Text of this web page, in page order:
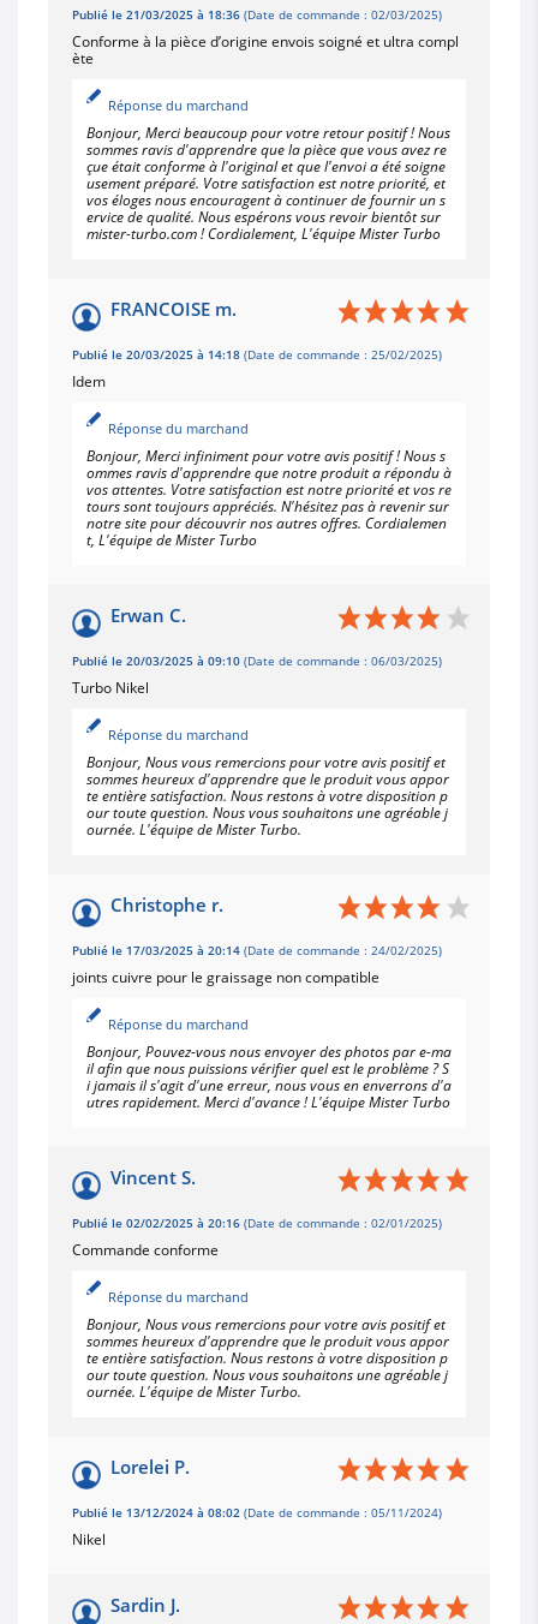
Publié le 21/03/2025 à 18:36 (Date de commande : 02/03/2025)
Conforme à la pièce d’origine envois soigné et ultra compl
ète
Réponse du marchand
Bonjour, Merci beaucoup pour votre retour positif ! Nous
sommes ravis d'apprendre que la pièce que vous avez re
çue était conforme à l'original et que l'envoi a été soigne
usement préparé. Votre satisfaction est notre priorité, et
vos éloges nous encouragent à continuer de fournir un s
ervice de qualité. Nous espérons vous revoir bientôt sur
mister-turbo.com ! Cordialement, L'équipe Mister Turbo
FRANCOISE m.
Publié le 20/03/2025 à 14:18 (Date de commande : 25/02/2025)
Idem
Réponse du marchand
Bonjour, Merci infiniment pour votre avis positif ! Nous s
ommes ravis d'apprendre que notre produit a répondu à
vos attentes. Votre satisfaction est notre priorité et vos re
tours sont toujours appréciés. N'hésitez pas à revenir sur
notre site pour découvrir nos autres offres. Cordialemen
t, L'équipe de Mister Turbo
Erwan C.
Publié le 20/03/2025 à 09:10 (Date de commande : 06/03/2025)
Turbo Nikel
Réponse du marchand
Bonjour, Nous vous remercions pour votre avis positif et
sommes heureux d'apprendre que le produit vous appor
te entière satisfaction. Nous restons à votre disposition p
our toute question. Nous vous souhaitons une agréable j
ournée. L'équipe de Mister Turbo.
Christophe r.
Publié le 17/03/2025 à 20:14 (Date de commande : 24/02/2025)
joints cuivre pour le graissage non compatible
Réponse du marchand
Bonjour, Pouvez-vous nous envoyer des photos par e-ma
il afin que nous puissions vérifier quel est le problème ? S
i jamais il s'agit d'une erreur, nous vous en enverrons d'a
utres rapidement. Merci d'avance ! L'équipe Mister Turbo
Vincent S.
Publié le 02/02/2025 à 20:16 (Date de commande : 02/01/2025)
Commande conforme
Réponse du marchand
Bonjour, Nous vous remercions pour votre avis positif et
sommes heureux d'apprendre que le produit vous appor
te entière satisfaction. Nous restons à votre disposition p
our toute question. Nous vous souhaitons une agréable j
ournée. L'équipe de Mister Turbo.
Lorelei P.
Publié le 13/12/2024 à 08:02 (Date de commande : 05/11/2024)
Nikel
Sardin J.